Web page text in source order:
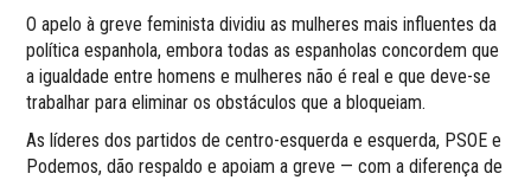
O apelo à greve feminista dividiu as mulheres mais influentes da
política espanhola, embora todas as espanholas concordem que
a igualdade entre homens e mulheres não é real e que deve-se
trabalhar para eliminar os obstáculos que a bloqueiam.
As líderes dos partidos de centro-esquerda e esquerda, PSOE e
Podemos, dão respaldo e apoiam a greve — com a diferença de